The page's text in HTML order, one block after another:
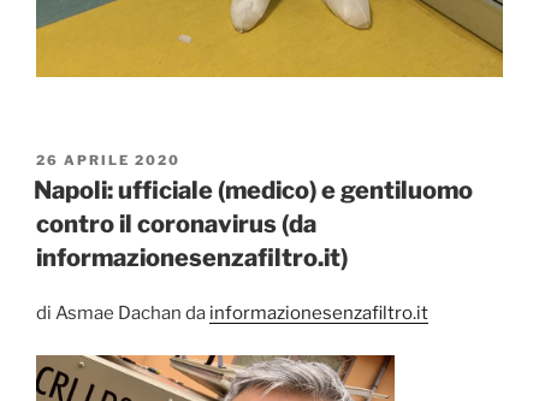
PUBBLICATO
IL
26 APRILE 2020
Napoli: ufficiale (medico) e gentiluomo
contro il coronavirus (da
informazionesenzafiltro.it)
di Asmae Dachan da informazionesenzafiltro.it